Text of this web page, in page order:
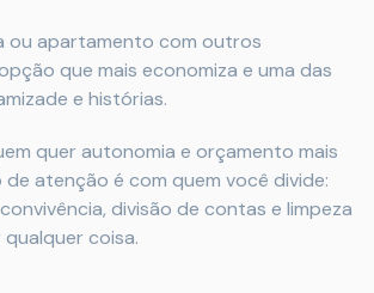
ou apartamento com outros
que mais economiza e uma das
e histórias.
quer autonomia e orçamento mais
atenção é com quem você divide:
divisão de contas e limpeza
coisa.